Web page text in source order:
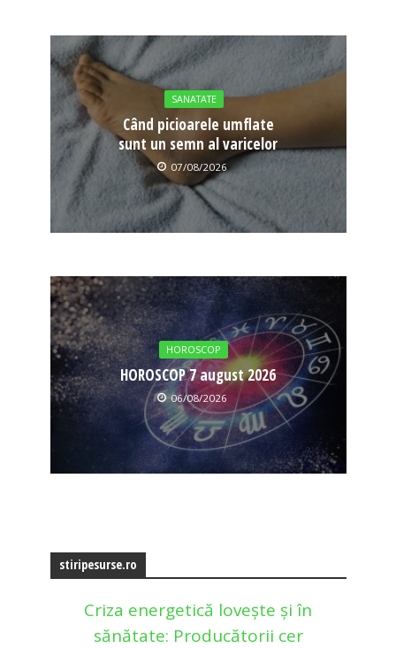
SANATATE
Când picioarele umflate
sunt un semn al varicelor
07/08/2026
HOROSCOP
HOROSCOP 7 august 2026
06/08/2026
stiripesurse.ro
Criza energetică lovește și în
sănătate: Producătorii cer